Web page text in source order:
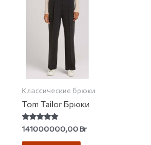
Классические брюки
Tom Tailor Брюки
Rated
5.00
out of 5
141000000,00Br